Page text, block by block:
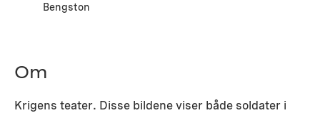
Bengston
Om
Krigens teater. Disse bildene viser både soldater i